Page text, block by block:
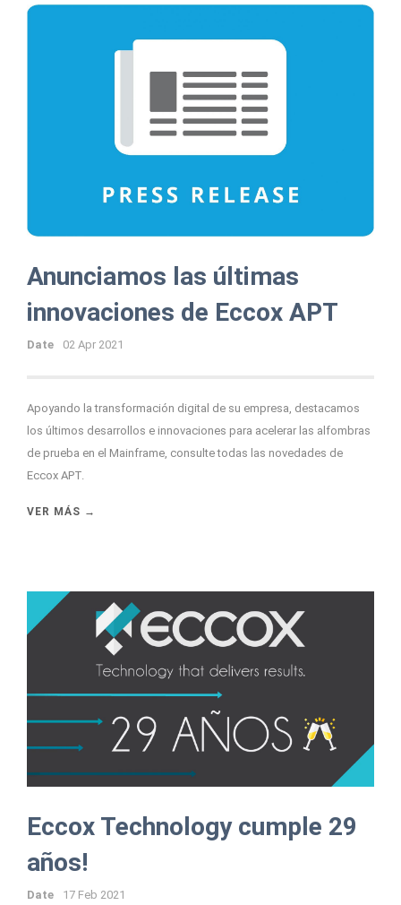
Anunciamos las últimas
innovaciones de Eccox APT
Date 02 Apr 2021
Apoyando la transformación digital de su empresa, destacamos
los últimos desarrollos e innovaciones para acelerar las alfombras
de prueba en el Mainframe, consulte todas las novedades de
Eccox APT.
VER MÁS →
Eccox Technology cumple 29
años!
Date 17 Feb 2021